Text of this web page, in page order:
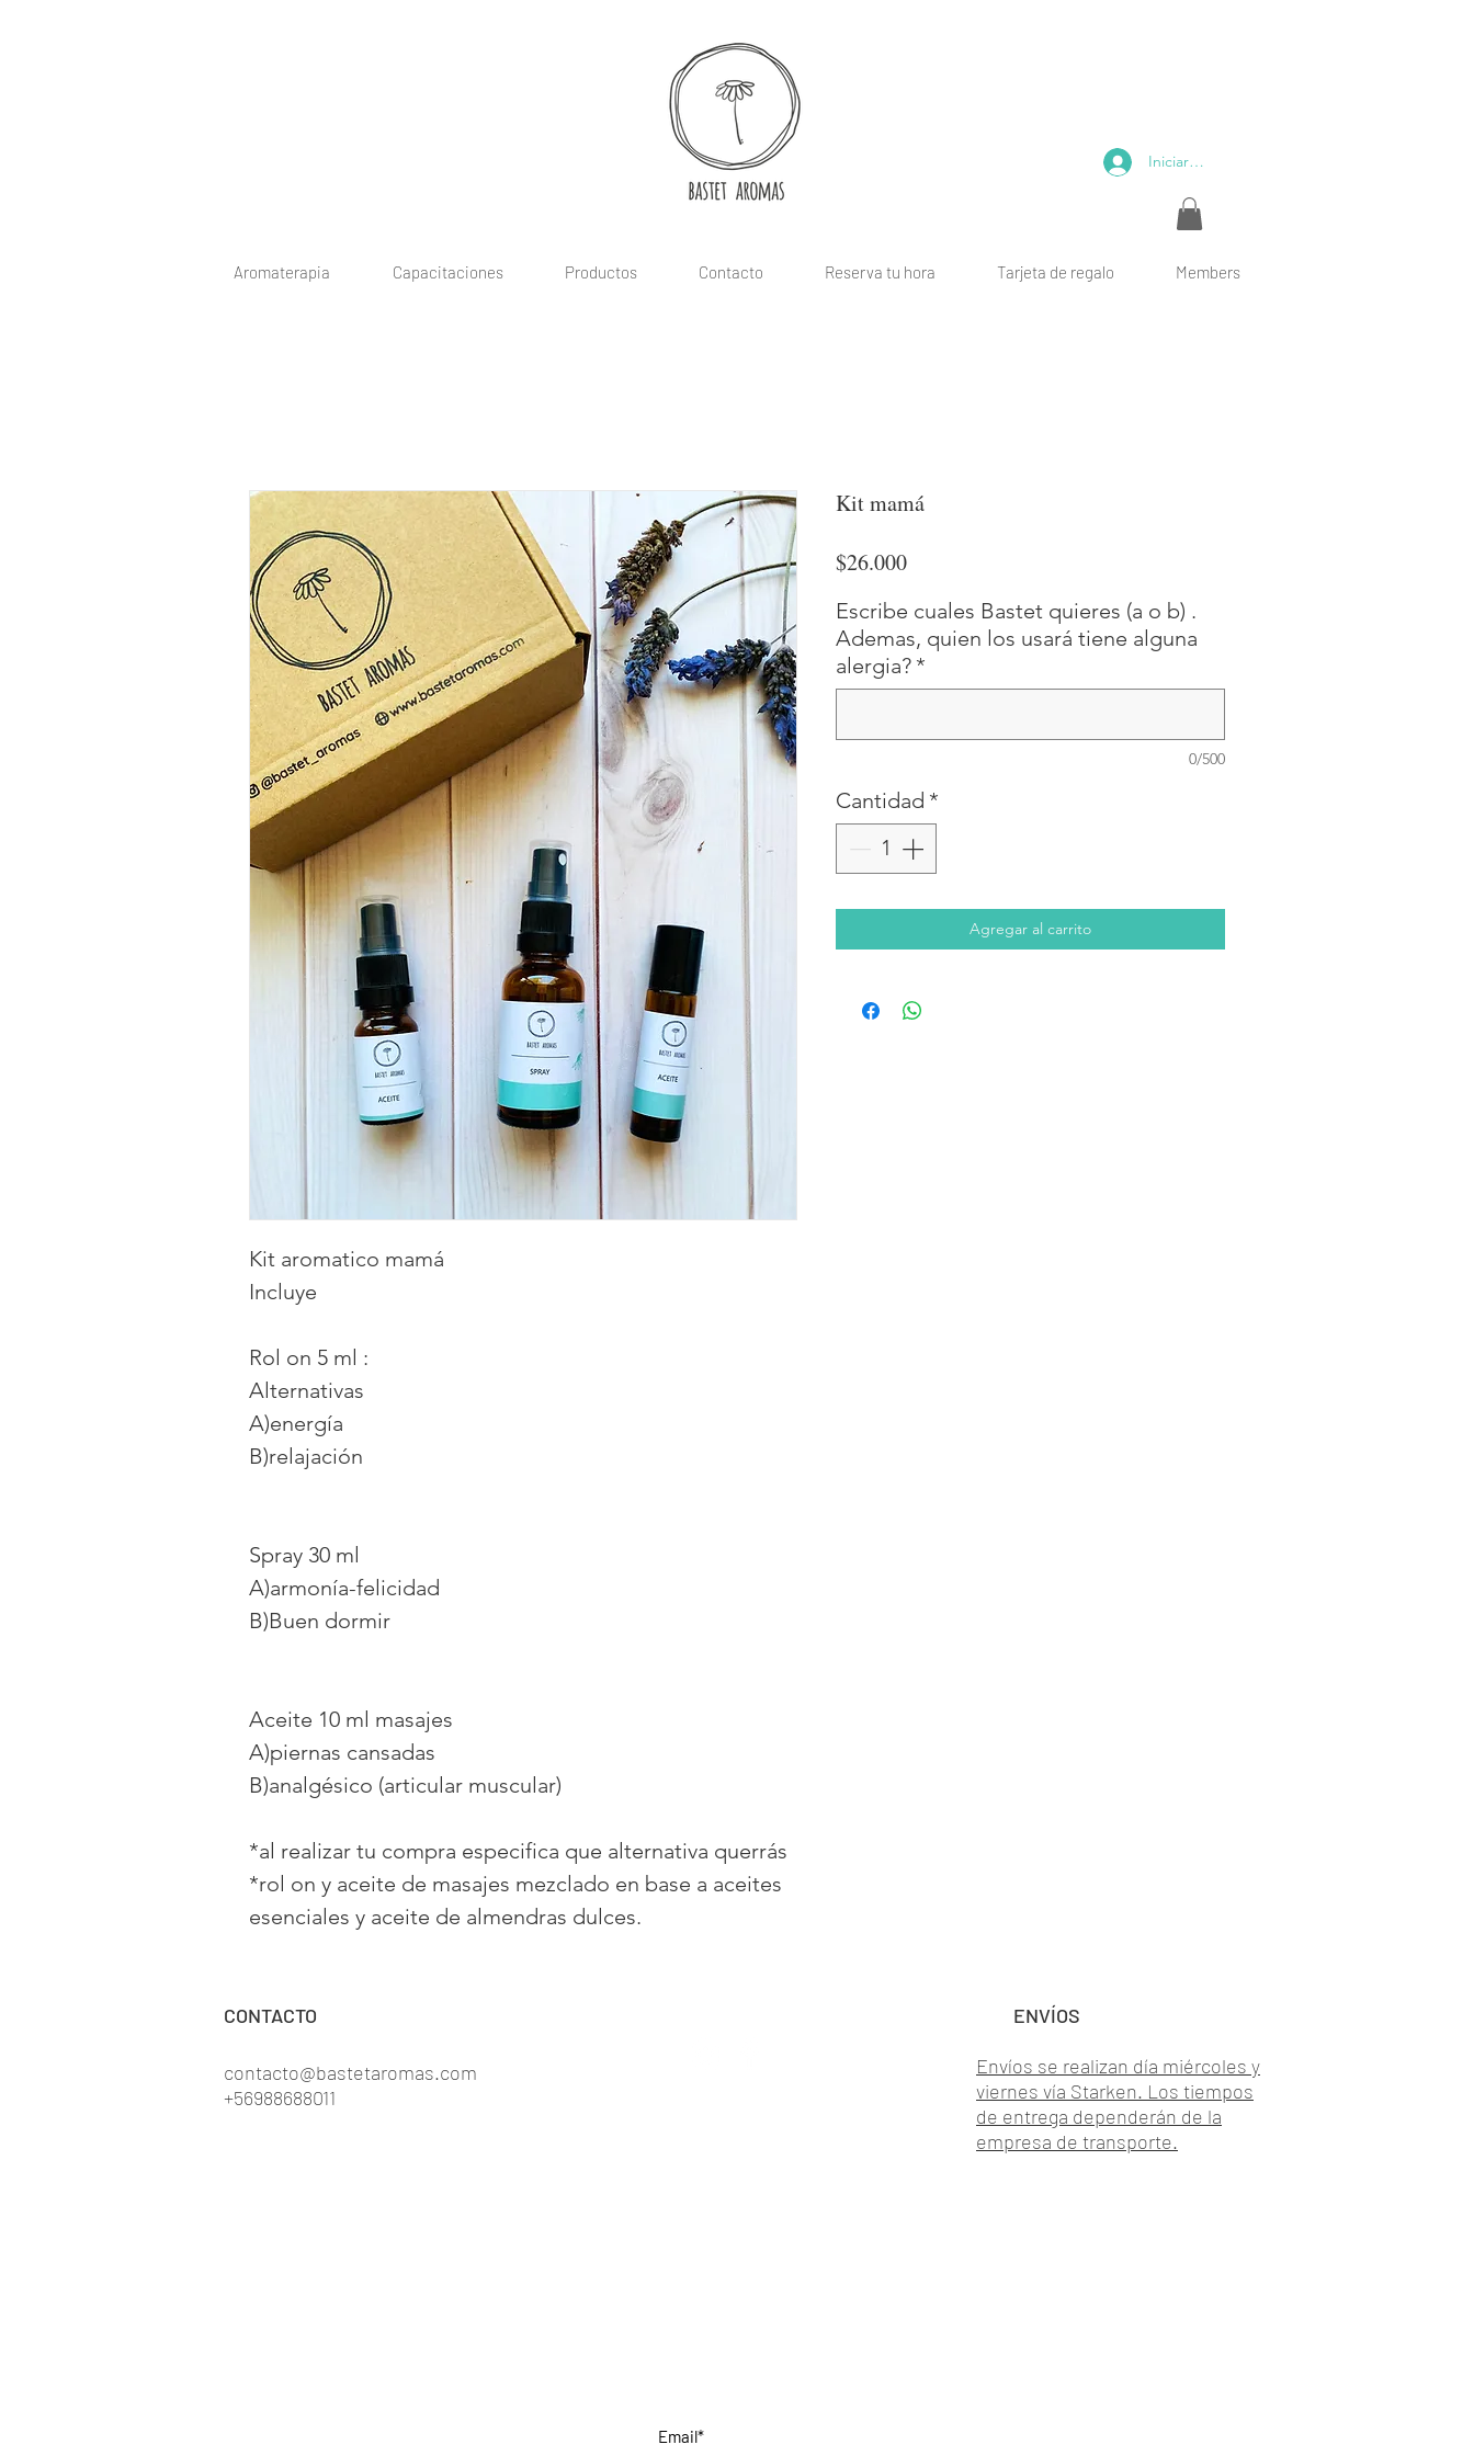
Iniciar sesión
Aromaterapia Capacitaciones Productos Contacto Reserva tu hora Tarjeta de regalo Members
Kit aromatico mamá
Incluye
Rol on 5 ml :
Alternativas
A)energía
B)relajación
Spray 30 ml
A)armonía-felicidad
B)Buen dormir
Aceite 10 ml masajes
A)piernas cansadas
B)analgésico (articular muscular)
*al realizar tu compra especifica que alternativa querrás
*rol on y aceite de masajes mezclado en base a aceites
esenciales y aceite de almendras dulces.
Kit mamá
$26.000Precio
Escribe cuales Bastet quieres (a o b) .
Ademas, quien los usará tiene alguna
alergia? *
0/500
Cantidad *
Agregar al carrito
contacto@bastetaromas.com
+56988688011
CONTACTO ENVÍOS
Envíos se realizan día miércoles y
viernes vía Starken. Los tiempos
de entrega dependerán de la
empresa de transporte.